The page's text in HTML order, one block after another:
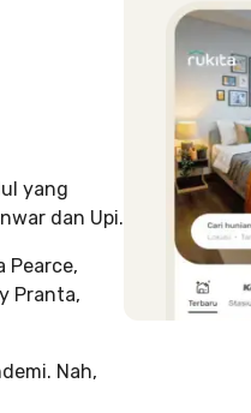
yang
dan Upi.
Pearce,
Pranta,
Nah,